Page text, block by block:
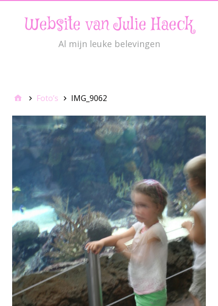
Website van Julie Haeck
Al mijn leuke belevingen
Foto’s IMG_9062